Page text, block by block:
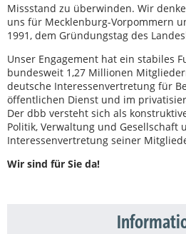
Missstand zu überwinden. Wir
uns für Mecklenburg-Vorpommern
1991, dem Gründungstag des
Unser Engagement hat ein stabiles
bundesweit 1,27 Millionen
deutsche Interessenvertretung für
öffentlichen Dienst und im
Der dbb versteht sich als
Politik, Verwaltung und Gesellschaft
Interessenvertretung seiner
Wir sind für Sie da!